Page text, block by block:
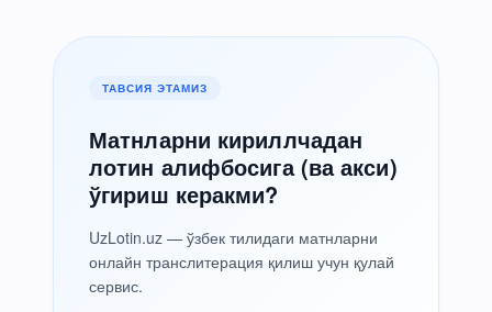
ТАВСИЯ ЭТАМИЗ
Матнларни кириллчадан
лотин алифбосига (ва акси)
ўгириш керакми?
UzLotin.uz — ўзбек тилидаги матнларни
онлайн транслитерация қилиш учун қулай
сервис.